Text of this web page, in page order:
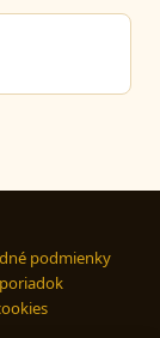
podmienky